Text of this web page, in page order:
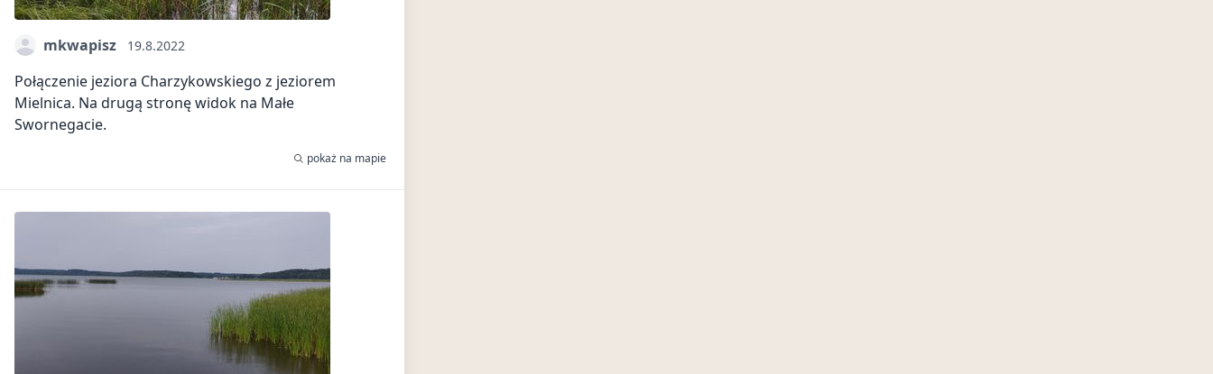
mkwapisz 19.8.2022
Połączenie jeziora Charzykowskiego z jeziorem
Mielnica. Na drugą stronę widok na Małe
Swornegacie.
pokaż na mapie